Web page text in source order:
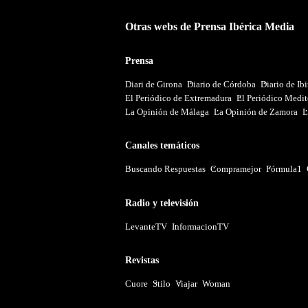
Otras webs de Prensa Ibérica Media
Prensa
Diari de Girona Diario de Córdoba Diario de
El Periódico de Extremadura El Periódico
La Opinión de Málaga La Opinión de Zamora
Canales temáticos
Buscando Respuestas Compramejor Fórmula1
Radio y televisión
LevanteTV InformacionTV
Revistas
Cuore Stilo Viajar Woman